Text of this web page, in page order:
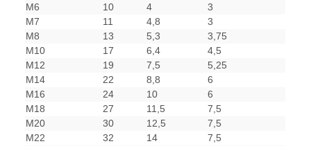
M6
10 4
3
M7
11 4,8
3
M8
13 5,3
3,75
M10
17 6,4
4,5
M12
19 7,5
5,25
M14
22 8,8
6
M16
24 10
6
M18
27 11,5
7,5
M20
30 12,5
7,5
M22
32 14
7,5